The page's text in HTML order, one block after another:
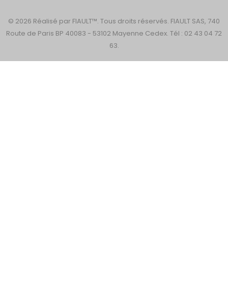
© 2026 Réalisé par FIAULT™. Tous droits réservés. FIAULT SAS, 740
Route de Paris BP 40083 - 53102 Mayenne Cedex. Tél : 02 43 04 72
63.